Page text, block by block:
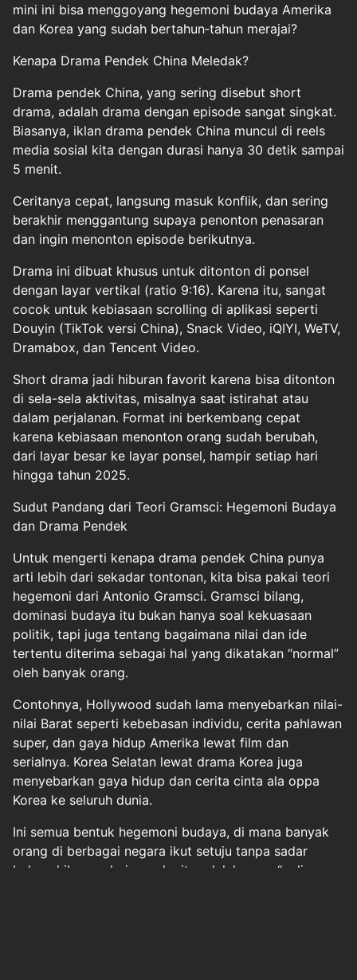
mini ini bisa menggoyang hegemoni budaya Amerika
dan Korea yang sudah bertahun‑tahun merajai?
Kenapa Drama Pendek China Meledak?
Drama pendek China, yang sering disebut short
drama, adalah drama dengan episode sangat singkat.
Biasanya, iklan drama pendek China muncul di reels
media sosial kita dengan durasi hanya 30 detik sampai
5 menit.
Ceritanya cepat, langsung masuk konflik, dan sering
berakhir menggantung supaya penonton penasaran
dan ingin menonton episode berikutnya.
Drama ini dibuat khusus untuk ditonton di ponsel
dengan layar vertikal (ratio 9:16). Karena itu, sangat
cocok untuk kebiasaan scrolling di aplikasi seperti
Douyin (TikTok versi China), Snack Video, iQIYI, WeTV,
Dramabox, dan Tencent Video.
Short drama jadi hiburan favorit karena bisa ditonton
di sela-sela aktivitas, misalnya saat istirahat atau
dalam perjalanan. Format ini berkembang cepat
karena kebiasaan menonton orang sudah berubah,
dari layar besar ke layar ponsel, hampir setiap hari
hingga tahun 2025.
Sudut Pandang dari Teori Gramsci: Hegemoni Budaya
dan Drama Pendek
Untuk mengerti kenapa drama pendek China punya
arti lebih dari sekadar tontonan, kita bisa pakai teori
hegemoni dari Antonio Gramsci. Gramsci bilang,
dominasi budaya itu bukan hanya soal kekuasaan
politik, tapi juga tentang bagaimana nilai dan ide
tertentu diterima sebagai hal yang dikatakan “normal”
oleh banyak orang.
Contohnya, Hollywood sudah lama menyebarkan nilai-
nilai Barat seperti kebebasan individu, cerita pahlawan
super, dan gaya hidup Amerika lewat film dan
serialnya. Korea Selatan lewat drama Korea juga
menyebarkan gaya hidup dan cerita cinta ala oppa
Korea ke seluruh dunia.
Ini semua bentuk hegemoni budaya, di mana banyak
orang di berbagai negara ikut setuju tanpa sadar
bahwa hiburan dari mereka itu adalah yang “paling